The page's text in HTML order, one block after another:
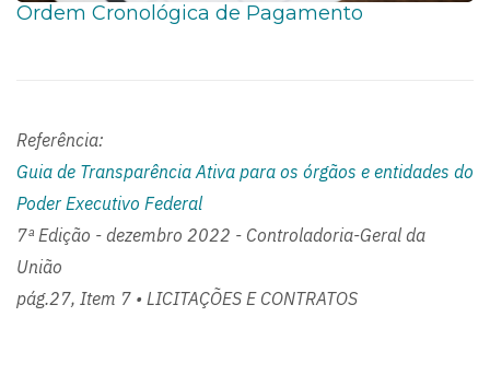
Ordem Cronológica de Pagamento
Referência:
Guia de Transparência Ativa para os órgãos e entidades do
Poder Executivo Federal
7ª Edição - dezembro 2022 - Controladoria-Geral da
União
pág.27, Item 7 • LICITAÇÕES E CONTRATOS